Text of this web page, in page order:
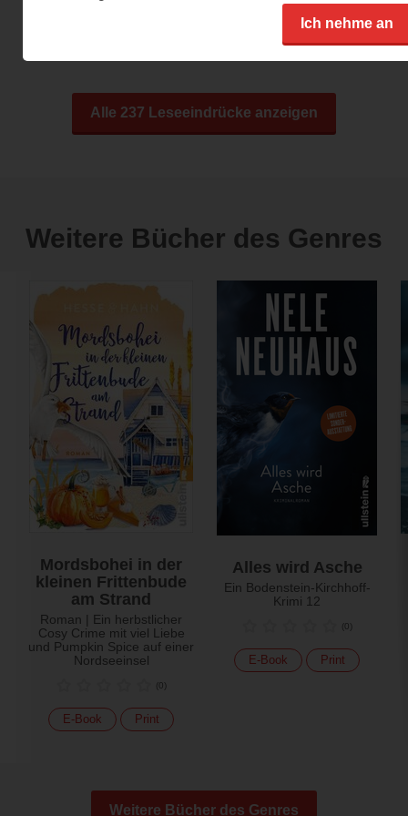
gut und auch der Titel des neuen Krimis
Alle 237 Leseeindrücke anzeigen
Weitere Bücher des Genres
Mordsbohei in der
kleinen Frittenbude
am Strand
Roman | Ein herbstlicher
Cosy Crime mit viel Liebe
und Pumpkin Spice auf einer
Nordseeinsel
(0
E-Book Print
Alles wird Asche
Ein Bodenstein-Kirchhoff-
Krimi 12
(0
E-Book Print
Weitere Bücher des Genres
Ich nehme an